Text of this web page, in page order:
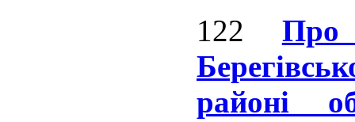
122 Про
районі